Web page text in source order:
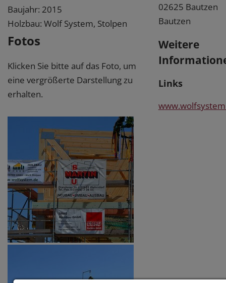
Baujahr: 2015
Holzbau: Wolf System, Stolpen
Fotos
Klicken Sie bitte auf das Foto, um
eine vergrößerte Darstellung zu
erhalten.
02625 Bautzen
Bautzen
Weitere
Links
w